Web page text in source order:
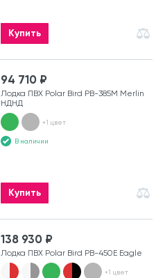
Купить
94 710 ₽
Лодка ПВХ Polar Bird PB-385M Merlin
НДНД
+1 цвет
В наличии
Купить
138 930 ₽
Лодка ПВХ Polar Bird PB-450E Eagle
+1 цвет